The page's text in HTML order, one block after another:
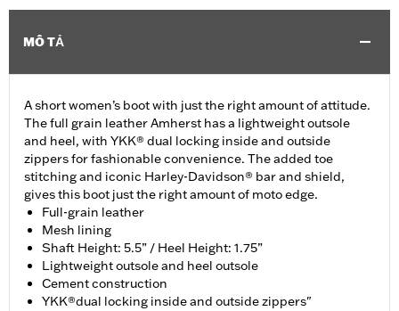
MÔ TẢ
A short women’s boot with just the right amount of attitude.
The full grain leather Amherst has a lightweight outsole
and heel, with YKK® dual locking inside and outside
zippers for fashionable convenience. The added toe
stitching and iconic Harley-Davidson® bar and shield,
gives this boot just the right amount of moto edge.
Full-grain leather
Mesh lining
Shaft Height: 5.5” / Heel Height: 1.75”
Lightweight outsole and heel outsole
Cement construction
YKK®dual locking inside and outside zippers"